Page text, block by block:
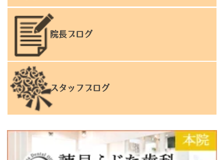
院長ブログ
スタッフブログ